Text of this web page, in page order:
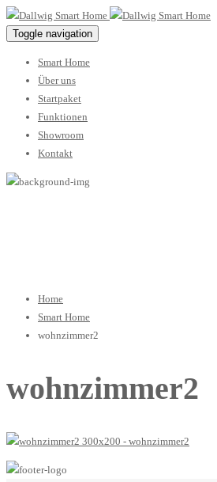
Toggle navigation
Smart Home
Über uns
Startpaket
Funktionen
Showroom
Kontakt
Home
Smart Home
wohnzimmer2
wohnzimmer2